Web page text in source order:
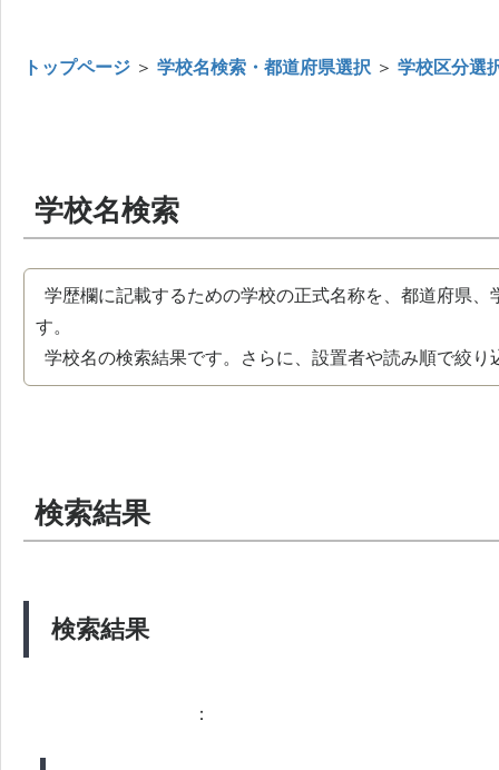
トップページ ＞ 学校名検索・都道府県選択 ＞ 学校区分選
学校名検索
学歴欄に記載するための学校の正式名称を、都道府県
す。
学校名の検索結果です。さらに、設置者や読み順で絞り
検索結果
検索結果
：